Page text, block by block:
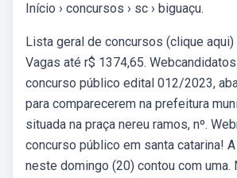
Início › concursos › sc › biguaçu.
Lista geral de concursos (clique aqui)
Vagas até r$ 1374,65.
concurso público edital 012/2023,
para comparecerem na prefeitura
situada na praça nereu ramos, nº.
concurso público em santa catarina!
neste domingo (20) contou com uma.